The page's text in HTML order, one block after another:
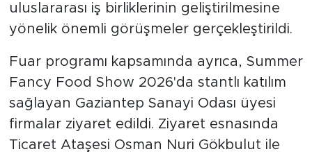
uluslararası iş birliklerinin geliştirilmesine
yönelik önemli görüşmeler gerçekleştirildi.
Fuar programı kapsamında ayrıca, Summer
Fancy Food Show 2026'da stantlı katılım
sağlayan Gaziantep Sanayi Odası üyesi
firmalar ziyaret edildi. Ziyaret esnasında
Ticaret Ataşesi Osman Nuri Gökbulut ile